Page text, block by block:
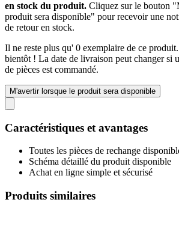
en stock du produit. Cliquez sur le bouton
produit sera disponible" pour recevoir une
de retour en stock.
Il ne reste plus qu' 0 exemplaire de ce
bientôt ! La date de livraison peut changer si
de pièces est commandé.
M'avertir lorsque le produit sera disponible
Caractéristiques et avantages
Toutes les pièces de rechange
Schéma détaillé du produit disponible
Achat en ligne simple et sécurisé
Produits similaires